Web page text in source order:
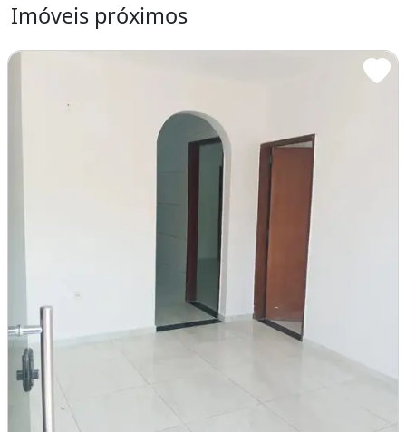
Agende sua visita: (61) 3262.1003 e8c59
Imóveis próximos